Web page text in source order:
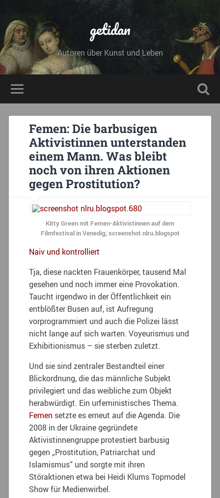
getidan
Autoren über Kunst und Leben
Femen: Die barbusigen
Aktivistinnen unterstanden
einem Mann. Was bleibt
noch von ihren Aktionen
gegen Prostitution?
Kitty Green mit Femen-Aktivistinnen auf dem
Filmfestival in Venedig; screenshot nlru.blogspot
Naiv und kontrolliert
Tja, diese nackten Frauenkörper, tausend Mal
gesehen und noch immer eine Provokation.
Taucht irgendwo in der Öffentlichkeit ein
entblößter Busen auf, ist Aufregung
vorprogrammiert und auch die Polizei lässt
nicht lange auf sich warten. Voyeurismus und
Exhibitionismus – sie sterben zuletzt.
Und sie sind zentraler Bestandteil einer
Blickordnung, die das männliche Subjekt
privilegiert und das weibliche zum Objekt
herabwürdigt. Ein urfeministisches Thema.
Femen setzte es erneut auf die Agenda. Die
2008 in der Ukraine gegründete
Aktivistinnengruppe protestiert barbusig
gegen „Prostitution, Patriarchat und
Islamismus“ und sorgte mit ihren
Störaktionen etwa bei Heidi Klums Topmodel
Show für Medienwirbel.